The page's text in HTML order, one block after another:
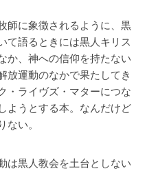
師に象徴されるように、黒
て語るときには黒人キリス
か、神への信仰を持たない
放運動のなかで果たしてき
・ライヴズ・マターにつな
ようとする本。なんだけど
い。
は黒人教会を土台としない